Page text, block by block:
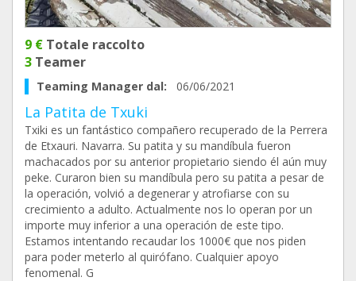
9 € Totale raccolto
3 Teamer
Teaming Manager dal: 06/06/2021
La Patita de Txuki
Txiki es un fantástico compañero recuperado de la Perrera
de Etxauri. Navarra. Su patita y su mandíbula fueron
machacados por su anterior propietario siendo él aún muy
peke. Curaron bien su mandíbula pero su patita a pesar de
la operación, volvió a degenerar y atrofiarse con su
crecimiento a adulto. Actualmente nos lo operan por un
importe muy inferior a una operación de este tipo.
Estamos intentando recaudar los 1000€ que nos piden
para poder meterlo al quirófano. Cualquier apoyo
fenomenal. G